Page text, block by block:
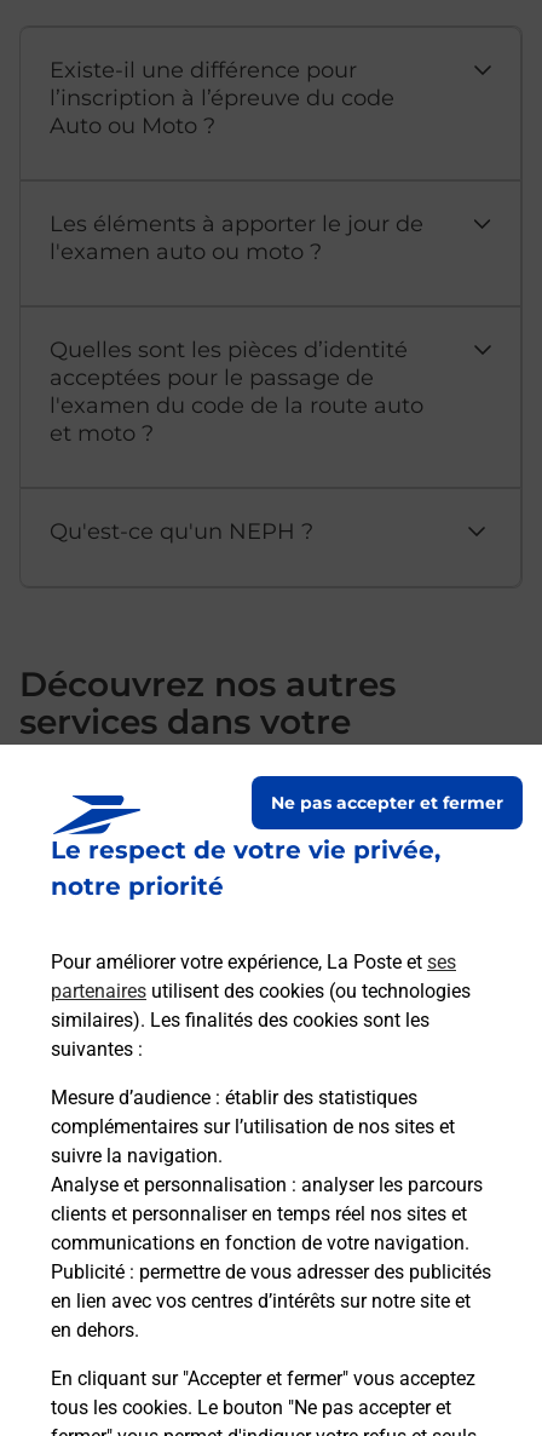
Le respect de votre vie privée,
notre priorité
Pour améliorer votre expérience, La Poste et ses
partenaires utilisent des cookies (ou technologies
similaires). Les finalités des cookies sont les
suivantes :
Mesure d’audience : établir des statistiques
complémentaires sur l’utilisation de nos sites et
suivre la navigation.
Analyse et personnalisation : analyser les parcours
clients et personnaliser en temps réel nos sites et
communications en fonction de votre navigation.
Publicité : permettre de vous adresser des publicités
en lien avec vos centres d’intérêts sur notre site et
en dehors.
En cliquant sur "Accepter et fermer" vous acceptez
tous les cookies. Le bouton "Ne pas accepter et
Ne pas accepter et fermer
Existe-il une différence pour
l’inscription à l’épreuve du code
Auto ou Moto ?
Les éléments à apporter le jour de
l'examen auto ou moto ?
Quelles sont les pièces d’identité
acceptées pour le passage de
l'examen du code de la route auto
et moto ?
Qu'est-ce qu'un NEPH ?
Découvrez nos autres
services dans votre
Souscrire à la téléassistance
Vous cherchez une téléassistance, téléalarme dans
la commune Pont De Vaux ?
Découvrez nos offres.
En savoir plus
Localiser Liste
Liste - examen code de la route